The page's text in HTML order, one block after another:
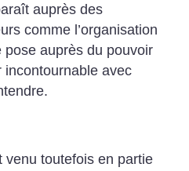
auprès des
comme l’organisation
auprès du pouvoir
incontournable avec
venu toutefois en partie